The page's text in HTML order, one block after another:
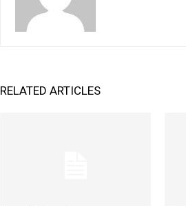
RELATED ARTICLES